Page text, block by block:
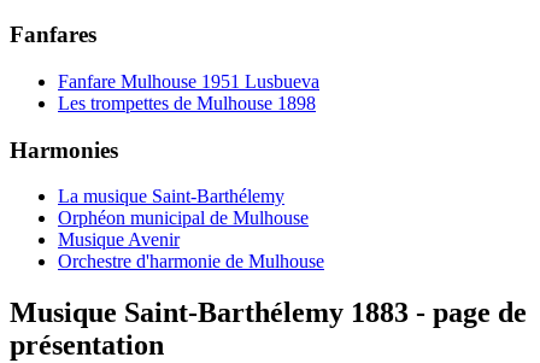
Fanfares
Fanfare Mulhouse 1951 Lusbueva
Les trompettes de Mulhouse 1898
Harmonies
La musique Saint-Barthélemy
Orphéon municipal de Mulhouse
Musique Avenir
Orchestre d'harmonie de Mulhouse
Musique Saint-Barthélemy 1883 - page de
présentation